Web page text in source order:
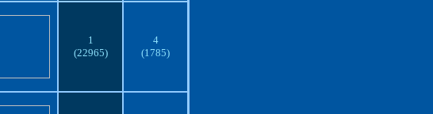
1
(22965)
4
(1785)